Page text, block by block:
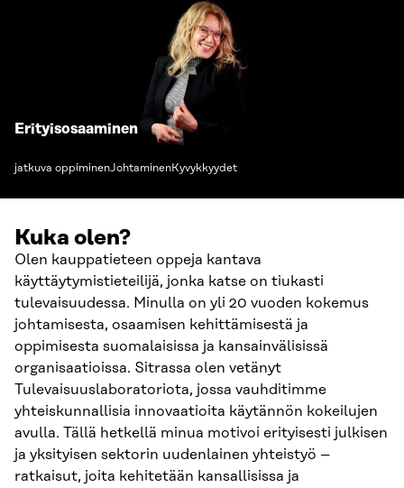
Erityisosaaminen
jatkuva oppiminenJohtaminenKyvykkyydet
Kuka olen?
Olen kauppatieteen oppeja kantava
käyttäytymistieteilijä, jonka katse on tiukasti
tulevaisuudessa. Minulla on yli 20 vuoden kokemus
johtamisesta, osaamisen kehittämisestä ja
oppimisesta suomalaisissa ja kansainvälisissä
organisaatioissa. Sitrassa olen vetänyt
Tulevaisuuslaboratoriota, jossa vauhditimme
yhteiskunnallisia innovaatioita käytännön kokeilujen
avulla. Tällä hetkellä minua motivoi erityisesti julkisen
ja yksityisen sektorin uudenlainen yhteistyö –
ratkaisut, joita kehitetään kansallisissa ja